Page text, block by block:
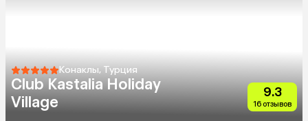
Конаклы, Турция
Club Kastalia Holiday
Village
9.3
16 отзывов